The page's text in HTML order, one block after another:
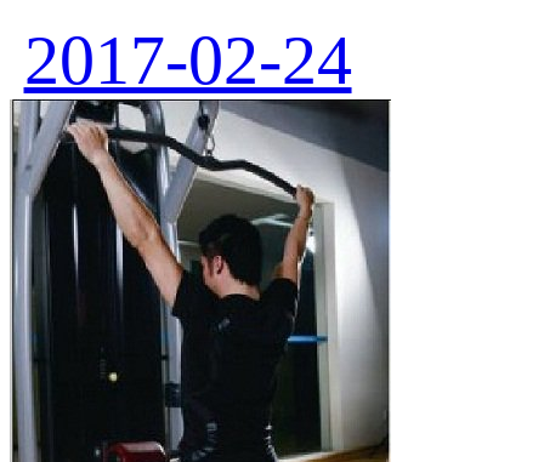
2017-02-24